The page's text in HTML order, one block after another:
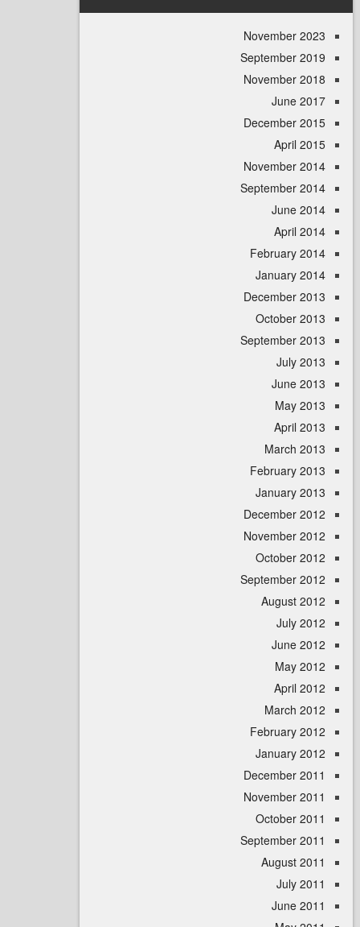
November
September
November
June
December
April
November
September
June
April
February
January
December
October
September
July
June
May
April
March
February
January
December
November
October
September
August
July
June
May
April
March
February
January
December
November
October
September
August
July
June